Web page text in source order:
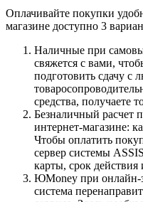
Оплачивайте покупки
магазине доступно 3
Наличные при
свяжется с вами,
подготовить сдачу
средства, получаете
Безналичный расчет
интернет-магазине:
Чтобы оплатить
сервер системы
карты, срок действия
ЮMoney при онлайн-
система